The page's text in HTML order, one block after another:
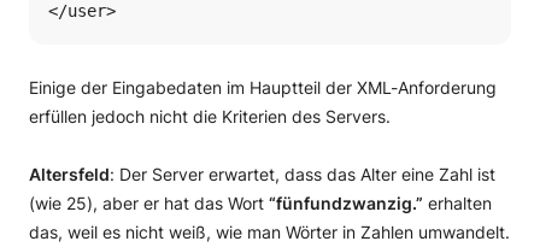
</user>
Einige der Eingabedaten im Hauptteil der XML-Anforderung
erfüllen jedoch nicht die Kriterien des Servers.
Altersfeld: Der Server erwartet, dass das Alter eine Zahl ist
(wie 25), aber er hat das Wort “fünfundzwanzig.” erhalten
das, weil es nicht weiß, wie man Wörter in Zahlen umwandelt.